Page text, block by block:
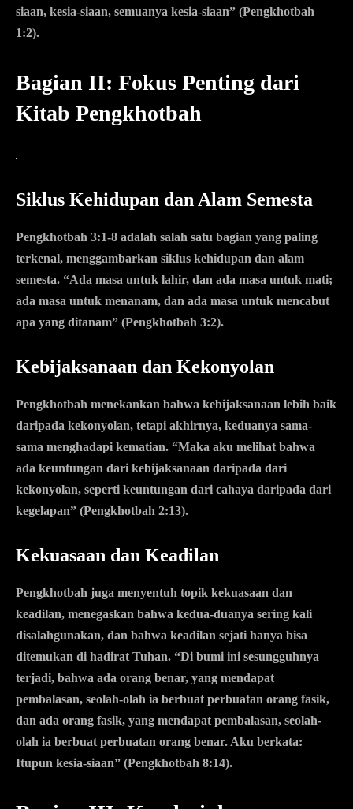
siaan, kesia-siaan, semuanya kesia-siaan” (Pengkhotbah
1:2).
Bagian II: Fokus Penting dari
Kitab Pengkhotbah
Siklus Kehidupan dan Alam Semesta
Pengkhotbah 3:1-8 adalah salah satu bagian yang paling
terkenal, menggambarkan siklus kehidupan dan alam
semesta. “Ada masa untuk lahir, dan ada masa untuk mati;
ada masa untuk menanam, dan ada masa untuk mencabut
apa yang ditanam” (Pengkhotbah 3:2).
Kebijaksanaan dan Kekonyolan
Pengkhotbah menekankan bahwa kebijaksanaan lebih baik
daripada kekonyolan, tetapi akhirnya, keduanya sama-
sama menghadapi kematian. “Maka aku melihat bahwa
ada keuntungan dari kebijaksanaan daripada dari
kekonyolan, seperti keuntungan dari cahaya daripada dari
kegelapan” (Pengkhotbah 2:13).
Kekuasaan dan Keadilan
Pengkhotbah juga menyentuh topik kekuasaan dan
keadilan, menegaskan bahwa kedua-duanya sering kali
disalahgunakan, dan bahwa keadilan sejati hanya bisa
ditemukan di hadirat Tuhan. “Di bumi ini sesungguhnya
terjadi, bahwa ada orang benar, yang mendapat
pembalasan, seolah-olah ia berbuat perbuatan orang fasik,
dan ada orang fasik, yang mendapat pembalasan, seolah-
olah ia berbuat perbuatan orang benar. Aku berkata:
Itupun kesia-siaan” (Pengkhotbah 8:14).